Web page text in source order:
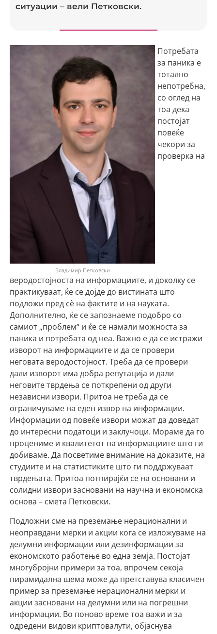
ситуации – вели Петковски.
Владимир Петковски
Потребата
за паника е
тотално
непотребна,
со оглед на
тоа дека
постојат
повеќе
чекори за
проверка на
веродостојноста на информациите, и доколку се
практикуваат, ќе се дојде до вистината што
подложи пред сè на фактите и на науката.
Дополнително, ќе се запознаеме подобро со
самиот „проблем“ и ќе се намали можноста за
паника и потребата од неа. Важно е да се истражи
изворот на информациите и да се провери
неговата веродостојност. Треба да се провери
дали изворот има добра репутација и дали
неговите тврдења се поткрепени од други
независни извори. Притоа не треба да се
ограничуваме на еден извор на информации.
Информации од повеќе извори можат да доведат
до интересни податоци и заклучоци. Морамe да го
процениме и квалитетот на информациите што ги
добиваме. Да посветиме внимание на доказите, на
студиите и на статистиките што ги поддржуваат
тврдењата. Притоа потпирајќи се на основани и
солидни извори засновани на научна и економска
основа – смета Петковски.
Подложни сме на преземање нерационални и
неоправдани мерки и акции кога се изложуваме на
делумни информации или дезинформации за
економското работење во една земја. Постојат
многубројни примери за тоа, впрочем секоја
пирамидална шема може да претставува класичен
пример за преземање нерационални мерки и
акции засновани на делумни или на погрешни
информации. Во поново време тоа важи и за
одредени видови криптовалути, објаснува